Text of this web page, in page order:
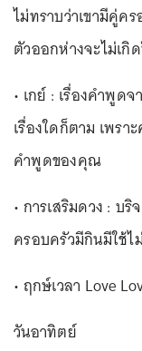
ไม่ทราบว่าเขามีคู่ค
ตัวออกห่างจะไม่เ
• เกย์ : เรื่องคำพูด
เรื่องใดก็ตาม เพร
คำพูดของคุณ
• การเสริมดวง : บ
ครอบครัวมีกินมีใช้ไ
• ฤกษ์เวลา Love
วันอาทิตย์